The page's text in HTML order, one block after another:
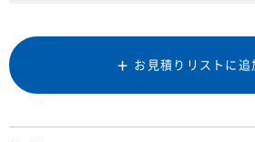
お見積りリストに追